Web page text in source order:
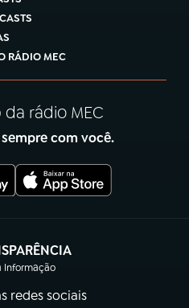
RÁDIO MEC
rádio MEC
com você.
Informação
(abre em nova aba)
redes sociais